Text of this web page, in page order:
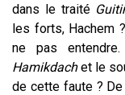
dans le traité
les forts, Hachem
ne pas
Hamikdachet le
de cette faute ?